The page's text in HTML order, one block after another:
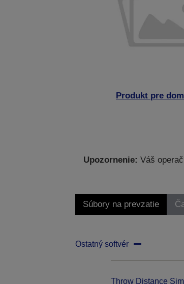
Produkt pre
Upozornenie: Váš
Súbory na prevzatie
Ostatný softvér
Throw Distance